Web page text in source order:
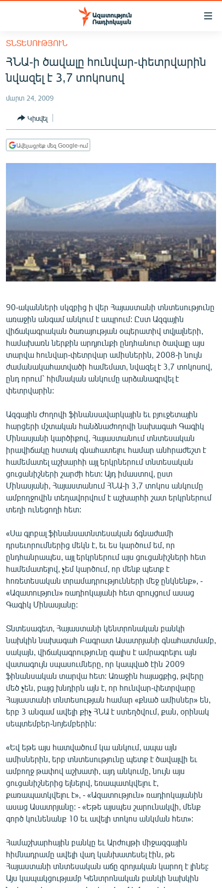
Մատչելիության
հիմնական
բովանդակությանը
Անցնել
հիմնական
մենյուին
ՀԱՅԱՍՏԱՆ
ՔԱՂԱՔԱԿԱՆ
ԸՆՏՐՈՒԹՅՈՒՆՆԵՐ 2026
ԻՐԱՎՈՒՆՔ
ՀԱՍԱՐԱԿՈՒԹՅՈՒՆ
ՊԱՏԵՐԱԶՄԻ 6 ՇԱԲԱԹՆԵՐԸ
ՏԱՐԱԾԱՇՐՋԱՆ
ՄԻՋԱԶԳԱՅԻՆ
ՄՇԱԿՈՒՅԹ
ՍՊՈՐՏ
ՄԵԿՆԱԲԱՆՈՒԹՅՈՒՆ
ԿՈՐՈՆԱՎԻՐՈՒՍ
ԱՐԽԻՎ
ՏԵՍԱՆՅՈՒԹԵՐ
ԲԱՆԱՎԵՃ
ՁԳՏԵԼՈՎ ԼԱՎԱԳՈՒՅՆԻՆ
Հայերեն
English
Русский
ՀԵՏԵՎԵՔ ՄԵԶ
«Ազատության» բոլոր կայքերը
ՏՆՏԵՍՈՒԹՅՈՒՆ
ՀՆԱ-ի ծավալը հունվար-փետրվարին
նվազել է 3,7 տոկոսով
մարտ 24, 2009
Կիսվել
Ավելացրեք մեզ Google-ում
90-ականների սկզբից ի վեր Հայաստանի տնտեսությունը
առաջին անգամ անկում է ապրում: Ըստ Ազգային
վիճակագրական ծառայության օպերատիվ տվյալների,
համախառն ներքին արդյունքի ընդհանուր ծավալը այս
տարվա հունվար-փետրվար ամիսներին, 2008-ի նույն
ժամանակահատվածի համեմատ, նվազել է 3,7 տոկոսով,
ընդ որում` հիմնական անկումը արձանագրվել է
փետրվարին:
Ազգային Ժողովի ֆինանսավարկային եւ բյուջետային
հարցերի մշտական հանձնաժողովի նախագահ Գագիկ
Մինասյանի կարծիքով, Հայաստանում տնտեսական
իրավիճակը հստակ գնահատելու համար անհրաժեշտ է
համեմատել աշխարհի այլ երկրներում տնտեսական
ցուցանիշների շարժի հետ: Այդ իմաստով, ըստ
Մինասյանի, Հայաստանում ՀՆԱ-ի 3,7 տոկոս անկումը
ամբողջովին տեղավորվում է աշխարհի շատ երկրներում
տեղի ունեցողի հետ:
«Սա գլոբալ ֆինանսատնտեսական ճգնաժամի
դրսեւորումներից մեկն է, եւ ես կարծում եմ, որ
ընդհանրապես, այլ երկրներում այս ցուցանիշների հետ
համեմատելով, չեմ կարծում, որ մենք պետք է
հոռետեսական տրամադրությունների մեջ ընկնենք», -
«Ազատություն» ռադիոկայանի հետ զրույցում ասաց
Գագիկ Մինասյանը:
Տնտեսագետ, Հայաստանի կենտրոնական բանկի
նախկին նախագահ Բագրատ Ասատրյանի գնահատմամբ,
սակայն, վիճակագրությունը գալիս է ամրագրելու այն
վատագույն սպասումները, որ կապված էին 2009
ֆինանսական տարվա հետ: Առաջին հայացքից, թվերը
մեծ չեն, բայց խնդիրն այն է, որ հունվար-փետրվարը
Հայաստանի տնտեսության համար «քնած ամիսներ» են,
երբ 3 անգամ ավելի քիչ ՀՆԱ է ստեղծվում, քան, օրինակ
սեպտեմբեր-նոյեմբերին:
«Եվ եթե այս հատվածում կա անկում, ապա այն
ամիսներին, երբ տնտեսությունը պետք է ծավալվի եւ
ամբողջ թափով աշխատի, այդ անկումը, նույն այս
ցուցանիշներից ելնելով, եռապատկվելու է,
քառապատկվելու է», - «Ազատություն» ռադիոկայանին
ասաց Ասատրյանը: - «Եթե այսպես շարունակվի, մենք
գործ կունենանք 10 եւ ավելի տոկոս անկման հետ»:
Համաշխարհային բանկը եւ Արժույթի միջազգային
հիմնադրամը ավելի վաղ կանխատեսել էին, թե
Հայաստանի տնտեսական աճը զրոյական կարող է լինել:
Այս կապակցությամբ Կենտրոնական բանկի նախկին